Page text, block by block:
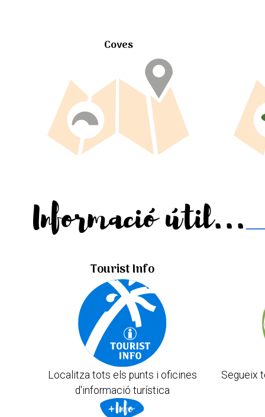
Coves
Informació útil...
Tourist Info
Localitza tots els punts i oficines
d'informació turística
Segueix